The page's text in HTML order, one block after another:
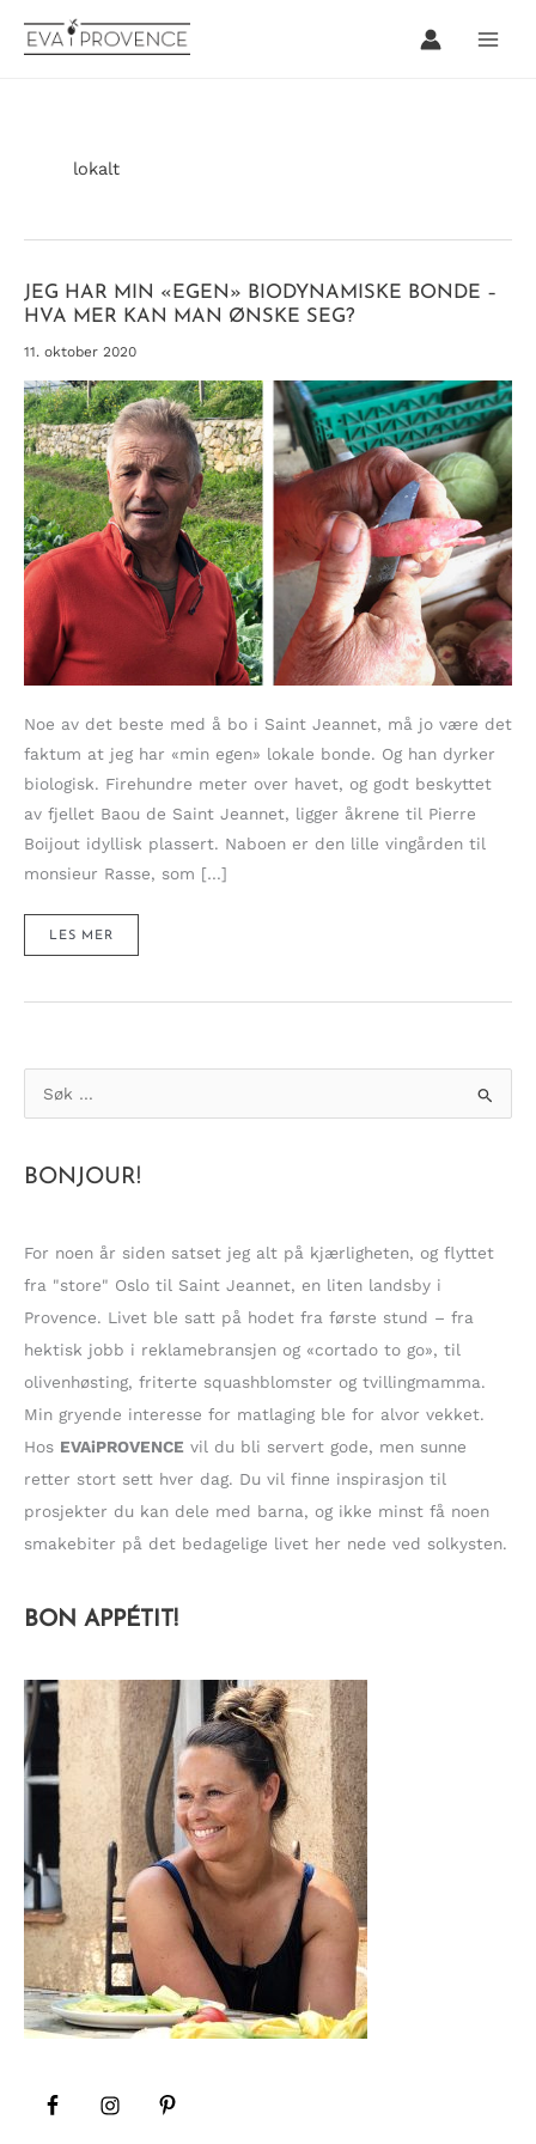
rett
lokalt
JEG HAR MIN «EGEN» BIODYNAMISKE BONDE –
HVA MER KAN MAN ØNSKE SEG?
11. oktober 2020
Noe av det beste med å bo i Saint Jeannet, må jo være det
faktum at jeg har «min egen» lokale bonde. Og han dyrker
biologisk. Firehundre meter over havet, og godt beskyttet
av fjellet Baou de Saint Jeannet, ligger åkrene til Pierre
Boijout idyllisk plassert. Naboen er den lille vingården til
monsieur Rasse, som […]
JEG
MIN
–
ØNSKE
LES MER
ø
e
t
e
r
:
BONJOUR!
For noen år siden satset jeg alt på kjærligheten, og flyttet
fra "store" Oslo til Saint Jeannet, en liten landsby i
Provence. Livet ble satt på hodet fra første stund – fra
hektisk jobb i reklamebransjen og «cortado to go», til
olivenhøsting, friterte squashblomster og tvillingmamma.
Min gryende interesse for matlaging ble for alvor vekket.
Hos EVAiPROVENCE vil du bli servert gode, men sunne
retter stort sett hver dag. Du vil finne inspirasjon til
prosjekter du kan dele med barna, og ikke minst få noen
smakebiter på det bedagelige livet her nede ved solkysten.
BON APPÉTIT!